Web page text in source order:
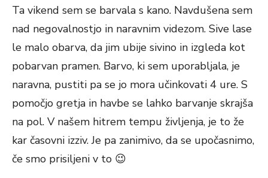
Ta vikend sem se barvala s kano. Navdušena sem
nad negovalnostjo in naravnim videzom. Sive lase
le malo obarva, da jim ubije sivino in izgleda kot
pobarvan pramen. Barvo, ki sem uporabljala, je
naravna, pustiti pa se jo mora učinkovati 4 ure. S
pomočjo gretja in havbe se lahko barvanje skrajša
na pol. V našem hitrem tempu življenja, je to že
kar časovni izziv. Je pa zanimivo, da se upočasnimo,
če smo prisiljeni v to 😉